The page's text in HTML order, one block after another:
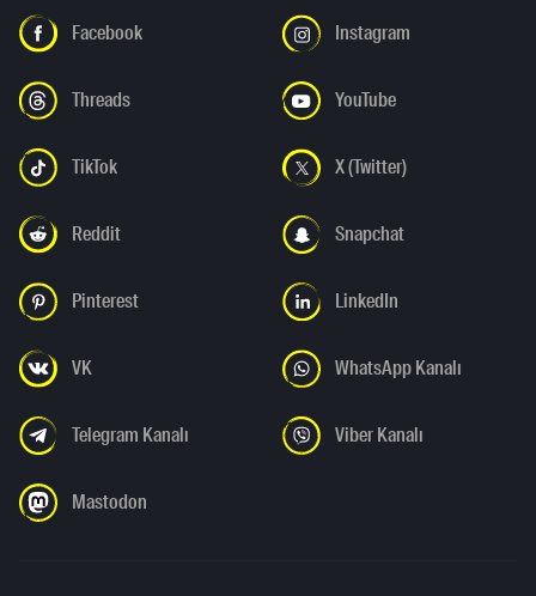
Facebook Instagram
Threads YouTube
TikTok X (Twitter)
Reddit Snapchat
Pinterest LinkedIn
VK WhatsApp Kanalı
Telegram Kanalı Viber Kanalı
Mastodon